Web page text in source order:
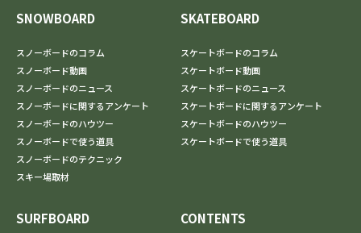
SNOWBOARD
スノーボードのコラム
スノーボード動画
スノーボードのニュース
スノーボードに関するアンケート
スノーボードのハウツー
スノーボードで使う道具
スノーボードのテクニック
スキー場取材
SKATEBOARD
スケートボードのコラム
スケートボード動画
スケートボードのニュース
スケートボードに関するアンケート
スケートボードのハウツー
スケートボードで使う道具
SURFBOARD CONTENTS